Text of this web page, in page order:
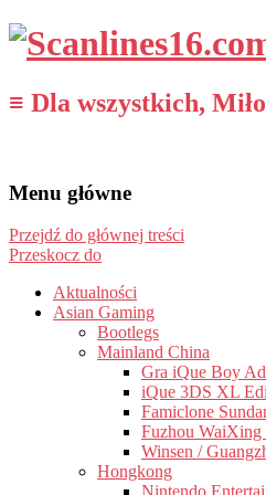
≡ Dla wszystkich,
Menu główne
Przejdź do głównej treści
Przeskocz do
Aktualności
Asian Gaming
Bootlegs
Mainland China
Gra iQue Boy
iQue 3DS XL
Famiclone
Fuzhou WaiXing
Winsen /
Hongkong